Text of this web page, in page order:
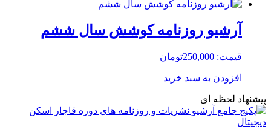
آرشیو روزنامه کوشش سال ششم
قیمت: 250,000تومان
افزودن به سبد خرید
پیشنهاد لحظه ای